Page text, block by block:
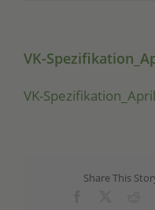
VK-
VK-
Share This